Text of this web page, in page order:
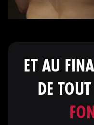
ET AU
DE